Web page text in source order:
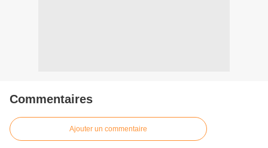
Commentaires
Ajouter un commentaire